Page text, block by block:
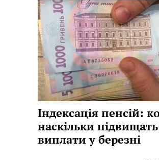
Індексація пенсій:
наскільки підвищать
виплати у березні